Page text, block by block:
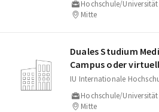
Hochschule/Universität
Mitte
Duales Studium
Campus oder virtuell
IU Internationale
Hochschule/Universität
Mitte